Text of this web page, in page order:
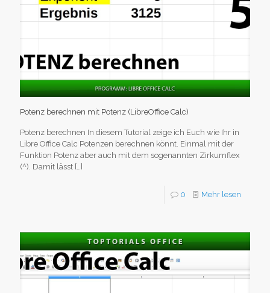
Potenz berechnen mit Potenz (LibreOffice Calc)
Potenz berechnen In diesem Tutorial zeige ich Euch wie Ihr in
Libre Office Calc Potenzen berechnen könnt. Einmal mit der
Funktion Potenz aber auch mit dem sogenannten Zirkumflex
(^). Damit lässt […]
0 Mehr lesen